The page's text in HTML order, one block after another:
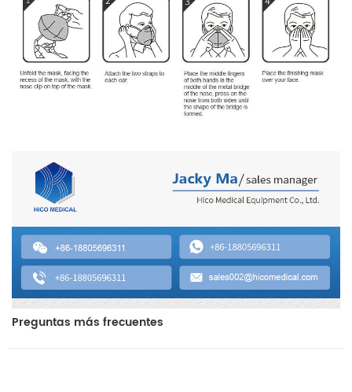
Preguntas más frecuentes